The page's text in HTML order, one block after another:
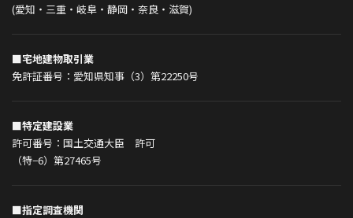
(愛知・三重・岐阜・静岡・奈良・滋賀)
■宅地建物取引業
免許証番号：愛知県知事（3）第22250号
■特定建設業
許可番号：国土交通大臣 許可
（特−6）第27465号
■指定調査機関